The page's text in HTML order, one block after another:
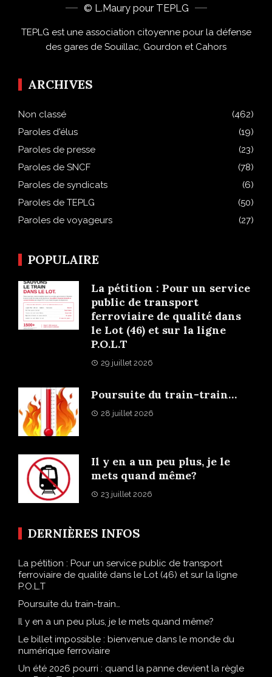
© L.Maury pour TEPLG
TEPLG est une association citoyenne pour la défense
des gares de Souillac, Gourdon et Cahors
ARCHIVES
Non classé
(462)
Paroles d'élus
(19)
Paroles de presse
(23)
Paroles de SNCF
(78)
Paroles de syndicats
(6)
Paroles de TEPLG
(50)
Paroles de voyageurs
(27)
POPULAIRE
La pétition : Pour un service
public de transport
ferroviaire de qualité dans
le Lot (46) et sur la ligne
P.O.L.T
29 juillet 2026
Poursuite du train-train…
28 juillet 2026
Il y en a un peu plus, je le
mets quand même?
23 juillet 2026
DERNIÈRES INFOS
La pétition : Pour un service public de transport
ferroviaire de qualité dans le Lot (46) et sur la ligne
P.O.L.T
Poursuite du train-train…
Il y en a un peu plus, je le mets quand même?
Le billet impossible : bienvenue dans le monde du
numérique ferroviaire
Un été 2026 pourri : quand la panne devient la règle